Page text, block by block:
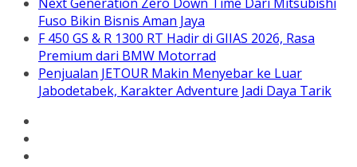
Fuso Bikin Bisnis Aman Jaya
F 450 GS & R 1300 RT Hadir di GIIAS 2026, Rasa
Premium dari BMW Motorrad
Penjualan JETOUR Makin Menyebar ke Luar
Jabodetabek, Karakter Adventure Jadi Daya Tarik